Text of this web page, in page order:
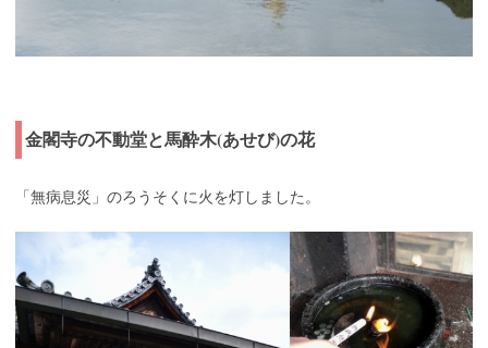
金閣寺の不動堂と馬酔木(あせび)の花
「無病息災」のろうそくに火を灯しました。